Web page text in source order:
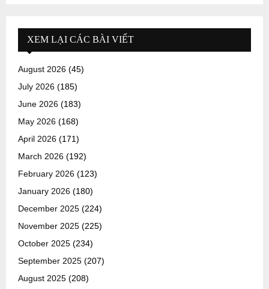
XEM LẠI CÁC BÀI VIẾT
August 2026 (45)
July 2026 (185)
June 2026 (183)
May 2026 (168)
April 2026 (171)
March 2026 (192)
February 2026 (123)
January 2026 (180)
December 2025 (224)
November 2025 (225)
October 2025 (234)
September 2025 (207)
August 2025 (208)